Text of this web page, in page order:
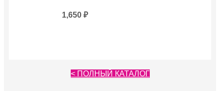
1,650 ₽
< ПОЛНЫЙ КАТАЛОГ